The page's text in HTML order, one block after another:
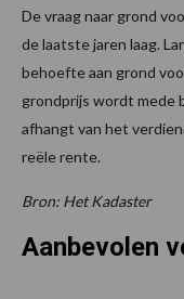
De vraag naar grond
de laatste jaren laag.
behoefte aan grond
grondprijs wordt mede
afhangt van het
reële rente.
Bron: Het Kadaster
Aanbevolen